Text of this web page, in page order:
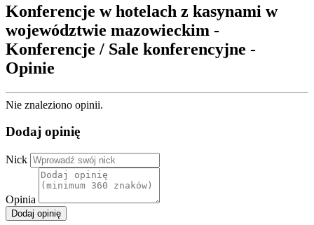
Konferencje w hotelach z kasynami w
województwie mazowieckim -
Konferencje / Sale konferencyjne -
Opinie
Nie znaleziono opinii.
Dodaj opinię
Nick
Opinia
Dodaj opinię